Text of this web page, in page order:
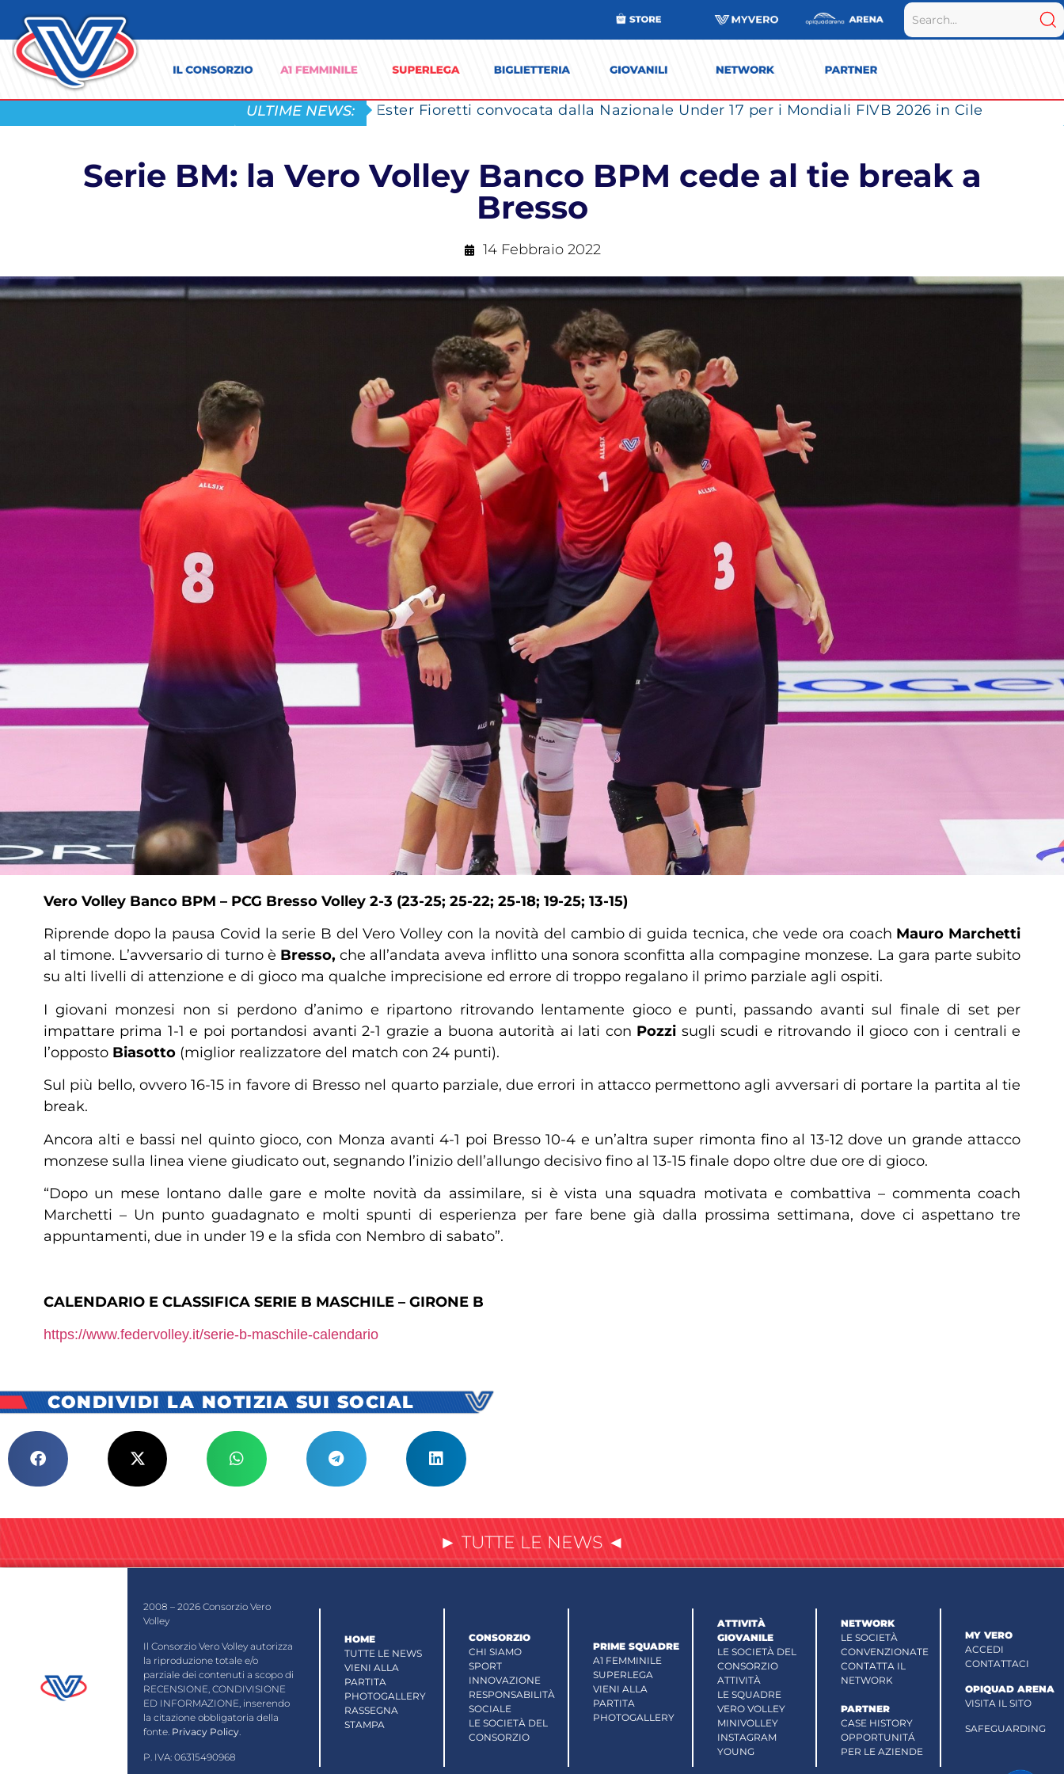
ULTIME NEWS: Ester Fioretti convocata dalla Nazionale Under 17 per i Mondiali FIVB 2026 in Cile
Serie BM: la Vero Volley Banco BPM cede al tie break a
Bresso
14 Febbraio 2022
Vero Volley Banco BPM – PCG Bresso Volley 2-3 (23-25; 25-22; 25-18; 19-25; 13-15)
Riprende dopo la pausa Covid la serie B del Vero Volley con la novità del cambio di guida tecnica, che vede ora coach Mauro Marchetti
al timone. L’avversario di turno è Bresso, che all’andata aveva inflitto una sonora sconfitta alla compagine monzese. La gara parte subito
su alti livelli di attenzione e di gioco ma qualche imprecisione ed errore di troppo regalano il primo parziale agli ospiti.
I giovani monzesi non si perdono d’animo e ripartono ritrovando lentamente gioco e punti, passando avanti sul finale di set per
impattare prima 1-1 e poi portandosi avanti 2-1 grazie a buona autorità ai lati con Pozzi sugli scudi e ritrovando il gioco con i centrali e
l’opposto Biasotto (miglior realizzatore del match con 24 punti).
Sul più bello, ovvero 16-15 in favore di Bresso nel quarto parziale, due errori in attacco permettono agli avversari di portare la partita al tie
break.
Ancora alti e bassi nel quinto gioco, con Monza avanti 4-1 poi Bresso 10-4 e un’altra super rimonta fino al 13-12 dove un grande attacco
monzese sulla linea viene giudicato out, segnando l’inizio dell’allungo decisivo fino al 13-15 finale dopo oltre due ore di gioco.
“Dopo un mese lontano dalle gare e molte novità da assimilare, si è vista una squadra motivata e combattiva – commenta coach
Marchetti – Un punto guadagnato e molti spunti di esperienza per fare bene già dalla prossima settimana, dove ci aspettano tre
appuntamenti, due in under 19 e la sfida con Nembro di sabato”.
CALENDARIO E CLASSIFICA SERIE B MASCHILE – GIRONE B
https://www.federvolley.it/serie-b-maschile-calendario
CONDIVIDI LA NOTIZIA SUI SOCIAL
► TUTTE LE NEWS ◄
2008 – 2026 Consorzio Vero
Volley
Il Consorzio Vero Volley autorizza
la riproduzione totale e/o
parziale dei contenuti a scopo di
RECENSIONE, CONDIVISIONE
ED INFORMAZIONE, inserendo
la citazione obbligatoria della
fonte. Privacy Policy
P. IVA: 06315490968
HOME
TUTTE LE NEWS
VIENI ALLA
PARTITA
PHOTOGALLERY
RASSEGNA
STAMPA
CONSORZIO
CHI SIAMO
SPORT
INNOVAZIONE
RESPONSABILITÀ
SOCIALE
LE SOCIETÀ DEL
CONSORZIO
PRIME SQUADRE
A1 FEMMINILE
SUPERLEGA
VIENI ALLA
PARTITA
PHOTOGALLERY
ATTIVITÀ
GIOVANILE
LE SOCIETÀ DEL
CONSORZIO
ATTIVITÀ
LE SQUADRE
VERO VOLLEY
MINIVOLLEY
INSTAGRAM
YOUNG
NETWORK
LE SOCIETÀ
CONVENZIONATE
CONTATTA IL
NETWORK
PARTNER
CASE HISTORY
OPPORTUNITÁ
PER LE AZIENDE
MY VERO
ACCEDI
CONTATTACI
OPIQUAD ARENA
VISITA IL SITO
SAFEGUARDING